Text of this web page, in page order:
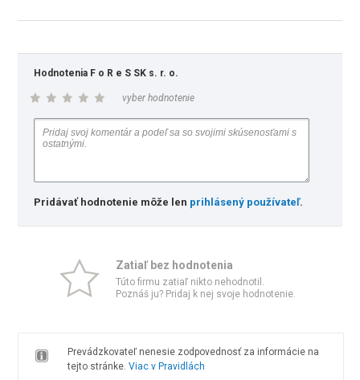
Hodnotenia F o R e S SK s. r. o.
vyber hodnotenie
Pridávať hodnotenie môže len prihlásený používateľ.
Zatiaľ bez hodnotenia
Túto firmu zatiaľ nikto nehodnotil.
Poznáš ju? Pridaj k nej svoje hodnotenie.
Prevádzkovateľ nenesie zodpovednosť za informácie na
tejto stránke. Viac v Pravidlách